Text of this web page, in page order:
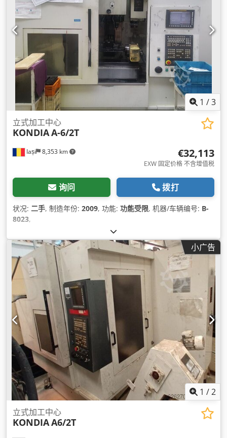
1 /3
Iași 8,353 km
立式加工中心
KONDIAA-6/2T
€32,113
EXW 固定价格 不含增值税
询问 拨打
状况: 二手, 制造年份: 2009, 功能: 功能受限, 机器/车辆编号: B-
8023,
小广告
1 /2
立式加工中心
KONDIAA6/2T